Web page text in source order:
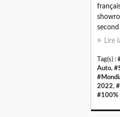
second
Lire
Tag(s) :
Auto,
2022,
#100%